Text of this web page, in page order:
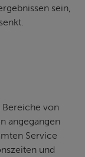
sein,
von
angegangen
Service
und